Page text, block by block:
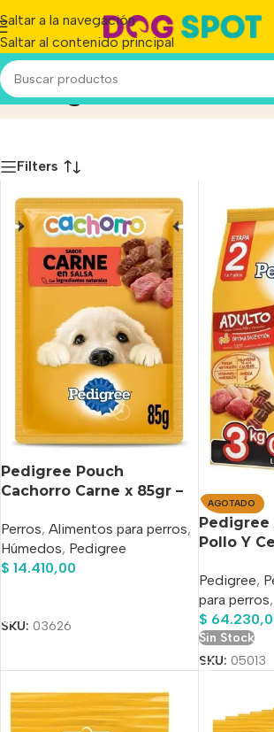
Saltar a la navegación
Saltar al contenido principal
PedigreeInicio/Producto
Filters
Pedigree Pouch
Cachorro Carne x 85gr –
Perros, Alimentos para perros,
Húmedos, Pedigree
$ 14.410,00
SKU: 03626
AGOTADO
Pedigree
Pollo Y
Pedigree,
para perros,
$
Sin Stock
SKU: 05013